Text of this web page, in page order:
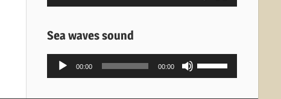
Sea waves sound
Πρόγραμμα
Αναπαραγωγής
00:00 00:00
Χρησιμοποιείστε
τα